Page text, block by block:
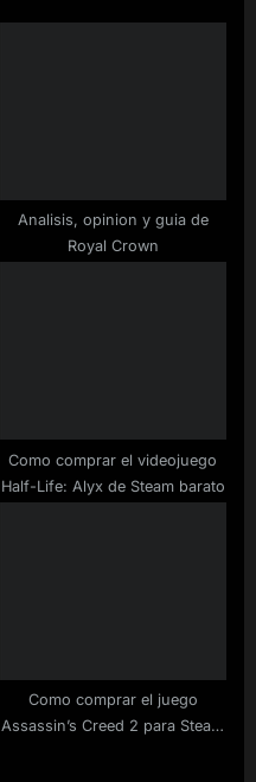
Analisis, opinion y guia de
Royal Crown
Como comprar el videojuego
Half-Life: Alyx de Steam barato
Como comprar el juego
Assassin’s Creed 2 para Steam